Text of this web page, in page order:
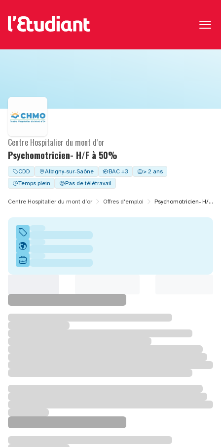
Psychomotricien- H/F à 50%
Centre Hospitalier du mont d’or
CDD Albigny-sur-Saône BAC +3
> 2 ans
Temps plein
Pas de télétravail
Centre Hospitalier du mont d’or Offres d'emploi Psychomotricien- H/F à 50%